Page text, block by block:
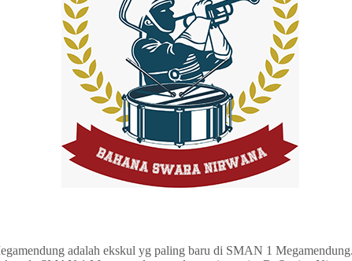
adalah ekskul yg paling baru di SMAN 1